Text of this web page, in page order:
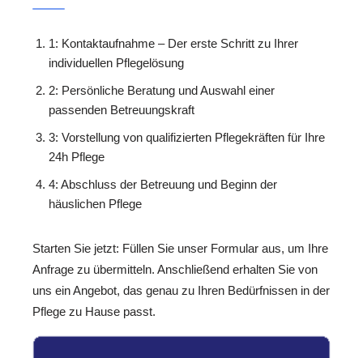
1: Kontaktaufnahme – Der erste Schritt zu Ihrer
individuellen Pflegelösung
2: Persönliche Beratung und Auswahl einer
passenden Betreuungskraft
3: Vorstellung von qualifizierten Pflegekräften für Ihre
24h Pflege
4: Abschluss der Betreuung und Beginn der
häuslichen Pflege
Starten Sie jetzt: Füllen Sie unser Formular aus, um Ihre
Anfrage zu übermitteln. Anschließend erhalten Sie von
uns ein Angebot, das genau zu Ihren Bedürfnissen in der
Pflege zu Hause passt.